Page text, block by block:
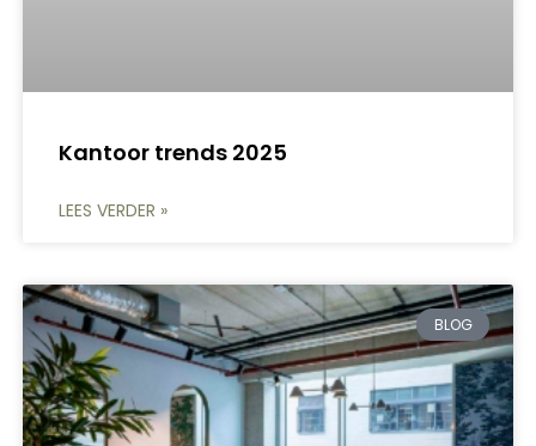
Kantoor trends 2025
LEES VERDER »
BLOG